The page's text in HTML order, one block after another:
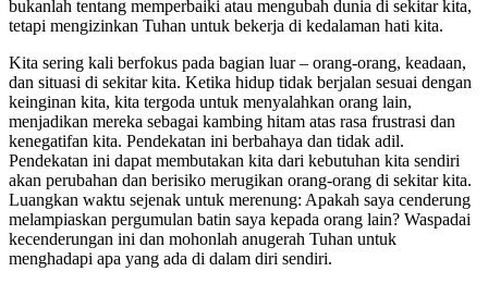
bukanlah tentang memperbaiki atau mengubah dunia di sekitar kita,
tetapi mengizinkan Tuhan untuk bekerja di kedalaman hati kita.
Kita sering kali berfokus pada bagian luar – orang-orang, keadaan,
dan situasi di sekitar kita. Ketika hidup tidak berjalan sesuai dengan
keinginan kita, kita tergoda untuk menyalahkan orang lain,
menjadikan mereka sebagai kambing hitam atas rasa frustrasi dan
kenegatifan kita. Pendekatan ini berbahaya dan tidak adil.
Pendekatan ini dapat membutakan kita dari kebutuhan kita sendiri
akan perubahan dan berisiko merugikan orang-orang di sekitar kita.
Luangkan waktu sejenak untuk merenung: Apakah saya cenderung
melampiaskan pergumulan batin saya kepada orang lain? Waspadai
kecenderungan ini dan mohonlah anugerah Tuhan untuk
menghadapi apa yang ada di dalam diri sendiri.